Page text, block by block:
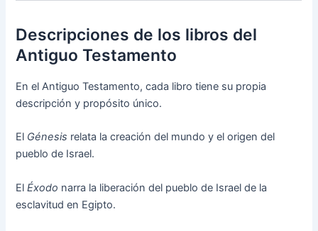
Descripciones de los libros del
Antiguo Testamento
En el Antiguo Testamento, cada libro tiene su propia
descripción y propósito único.
El Génesis relata la creación del mundo y el origen del
pueblo de Israel.
ElÉxodo narra la liberación del pueblo de Israel de la
esclavitud en Egipto.